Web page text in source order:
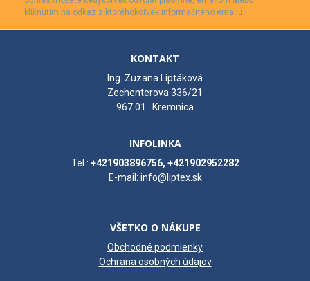
kliknutím na odkaz z ktoréhokoľvek informačného emailu.
KONTAKT
Ing. Zuzana Liptáková
Zechenterova 336/21
967 01 Kremnica
INFOLINKA
Tel.: +421903896756, +421902952282
E-mail: info@liptex.sk
VŠETKO O NÁKUPE
Obchodné podmienky
Ochrana osobných údajov